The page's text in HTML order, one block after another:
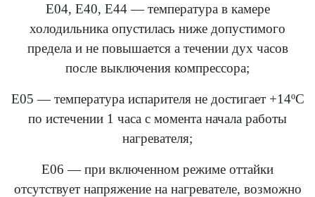
Е04, Е40, Е44 — температура в камере
холодильника опустилась ниже допустимого
предела и не повышается а течении дух часов
после выключения компрессора;
Е05 — температура испарителя не достигает +14ºС
по истечении 1 часа с момента начала работы
нагревателя;
Е06 — при включенном режиме оттайки
отсутствует напряжение на нагревателе, возможно